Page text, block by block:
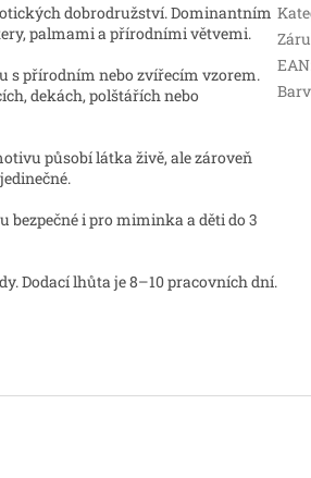
dobrodružství. Dominantním
palmami a přírodními větvemi.
s přírodním nebo zvířecím vzorem.
dekách, polštářích nebo
působí látka živě, ale zároveň
bezpečné i pro miminka a děti do 3
Dodací lhůta je 8–10 pracovních dní.
EAN